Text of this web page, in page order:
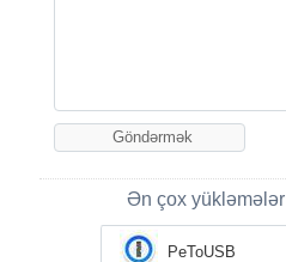
Ən çox yükləmələr
PeToUSB